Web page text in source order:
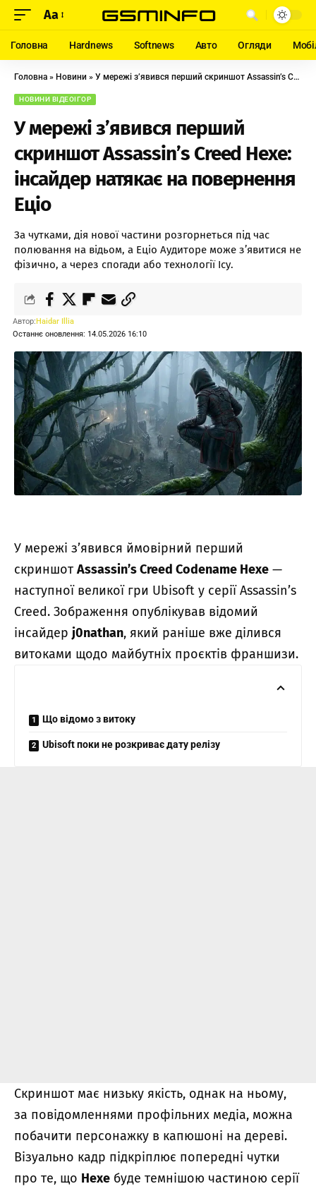
Aa
Головна Hardnews Softnews Авто Огляди
Головна » Новини » У мережі з’явився перший скриншот Assassin’s Creed Hexe: інсайдер натякає на повернення Еціо
НОВИНИ ВІДЕОІГОР
У мережі з’явився перший
скриншот Assassin’s Creed Hexe:
інсайдер натякає на повернення
Еціо
За чутками, дія нової частини розгорнеться під час
полювання на відьом, а Еціо Аудиторе може з’явитися не
фізично, а через спогади або технології Ісу.
Останнє оновлення: 14.05.2026 16:10
Автор:Haidar Illia
У мережі з’явився ймовірний перший
скриншот Assassin’s Creed Codename Hexe —
наступної великої гри Ubisoft у серії Assassin’s
Creed. Зображення опублікував відомий
інсайдер j0nathan, який раніше вже ділився
витоками щодо майбутніх проєктів франшизи.
Що відомо з витоку
Ubisoft поки не розкриває дату релізу
Скриншот має низьку якість, однак на ньому,
за повідомленнями профільних медіа, можна
побачити персонажку в капюшоні на дереві.
Візуально кадр підкріплює попередні чутки
про те, що Hexe буде темнішою частиною серії